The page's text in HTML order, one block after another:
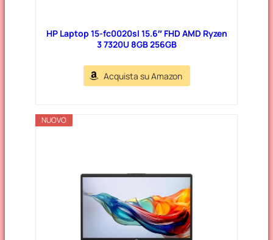
HP Laptop 15-fc0020sl 15.6″ FHD AMD Ryzen
3 7320U 8GB 256GB
Acquista su Amazon
NUOVO